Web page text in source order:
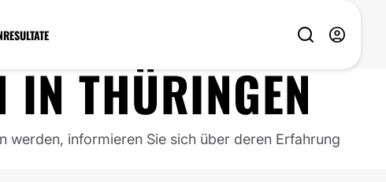
RESULTATE
INTHÜRINGEN
werden, informieren Sie sich über deren Erfahrung